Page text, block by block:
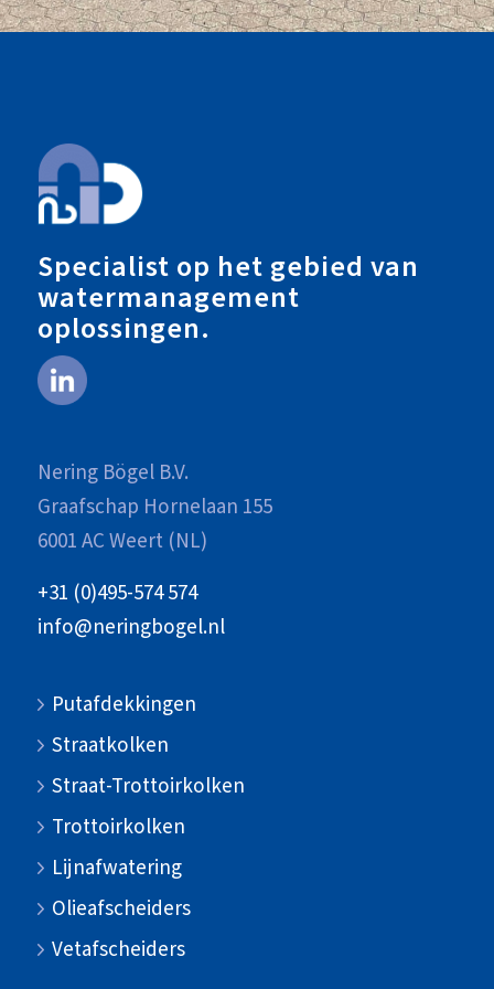
Specialist op het gebied van
watermanagement
oplossingen.
Nering Bögel B.V.
Graafschap Hornelaan 155
6001 AC Weert (NL)
+31 (0)495-574 574
info@neringbogel.nl
Putafdekkingen
Straatkolken
Straat-Trottoirkolken
Trottoirkolken
Lijnafwatering
Olieafscheiders
Vetafscheiders